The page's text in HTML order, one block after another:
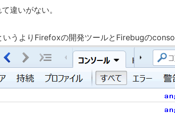
違いがない。
うよりFirefoxの開発ツールとFirebugの